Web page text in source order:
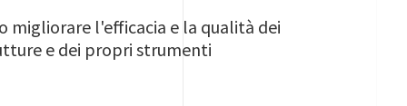
migliorare l'efficacia e la qualità dei
e dei propri strumenti